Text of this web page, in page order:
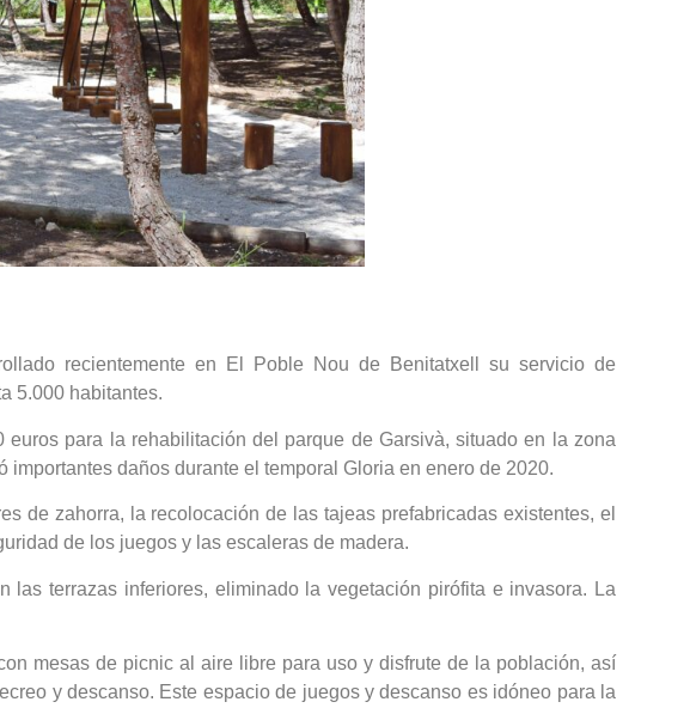
recientemente en El Poble Nou de Benitatxell su servicio de
5.000 habitantes.
para la rehabilitación del parque de Garsivà, situado en la zona
daños durante el temporal Gloria en enero de 2020.
de zahorra, la recolocación de las tajeas prefabricadas existentes, el
de los juegos y las escaleras de madera.
terrazas inferiores, eliminado la vegetación pirófita e invasora. La
mesas de picnic al aire libre para uso y disfrute de la población, así
y descanso. Este espacio de juegos y descanso es idóneo para la